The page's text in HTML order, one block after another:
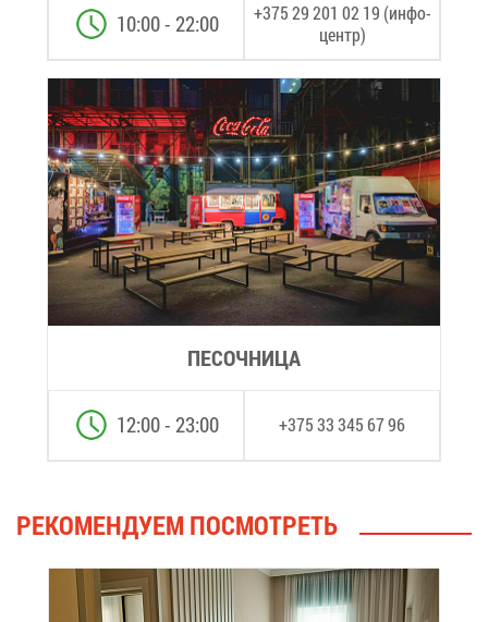
+375 29 201 02 19 (ин­фо­
центр)
10:00 - 22:00
ПЕ­СОЧ­НИ­ЦА
+375 33 345 67 96
12:00 - 23:00
РЕ­КО­МЕН­ДУ­ЕМ ПО­СМОТ­РЕТЬ